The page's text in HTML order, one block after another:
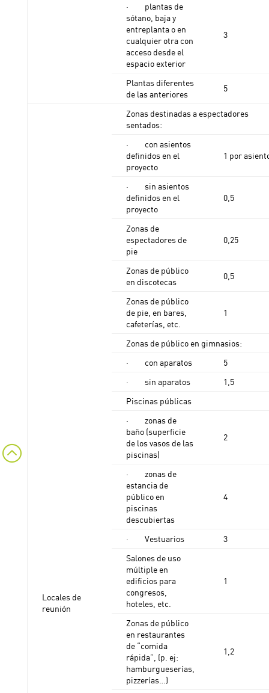
· plantas de
sótano, baja y
entreplanta o en
cualquier otra con
acceso desde el
espacio exterior
3
Plantas diferentes
de las anteriores
5
Locales de
reunión
Zonas destinadas a espectadores
sentados:
· con asientos
definidos en el
proyecto
1 por
· sin asientos
definidos en el
proyecto
0,5
Zonas de
espectadores de
pie
0,25
Zonas de público
en discotecas
0,5
Zonas de público
de pie, en bares,
cafeterías, etc.
1
Zonas de público en gimnasios:
· con aparatos
5
· sin aparatos
1,5
Piscinas públicas
· zonas de
baño (superficie
de los vasos de las
piscinas)
2
· zonas de
estancia de
público en
piscinas
descubiertas
4
· Vestuarios
3
Salones de uso
múltiple en
edificios para
congresos,
hoteles, etc.
1
Zonas de público
en restaurantes
de “comida
rápida”, (p. ej:
hamburgueserías,
pizzerías…)
1,2
: